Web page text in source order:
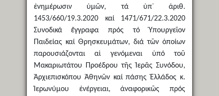
ἐνημέρωσιν ὑμῶν, τά ὑπ᾿ ἀριθ.
1453/660/19.3.2020 καί 1471/671/22.3.2020
Συνοδικά ἔγγραφα πρός τό Ὑπουργεῖον
Παιδείας καί Θρησκευμάτων, διά τῶν ὁποίων
παρουσιάζονται αἱ γενόμεναι ὑπό τοῦ
Μακαριωτάτου Προέδρου τῆς Ἱερᾶς Συνόδου,
Ἀρχιεπισκόπου Ἀθηνῶν καί πάσης Ἑλλάδος κ.
Ἱερωνύμου ἐνέργειαι, ἀναφορικῶς πρός